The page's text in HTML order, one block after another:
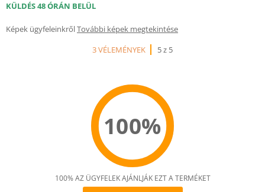
KÜLDÉS 48 ÓRÁN BELÜL
Képek ügyfeleinkrőlTovábbi képek megtekintése
3 VÉLEMÉNYEK
5 z 5
100%
100% AZ ÜGYFELEK AJÁNLJÁK EZT A TERMÉKET